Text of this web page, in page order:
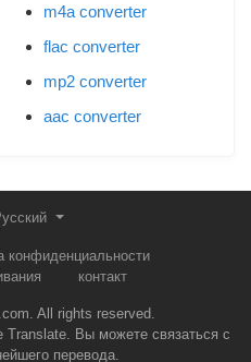
m4a converter
flac converter
mp2 converter
aac converter
конфиденциальности
контакт
All rights reserved.
Translate. Вы можете связаться с
перевода.